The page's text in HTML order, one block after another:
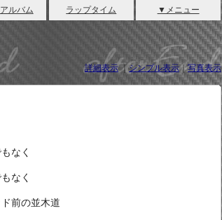
ルバム ラップタイム ▼メニュー
詳細表示｜シンプル表示｜写真表示
なく
なく
前の並木道